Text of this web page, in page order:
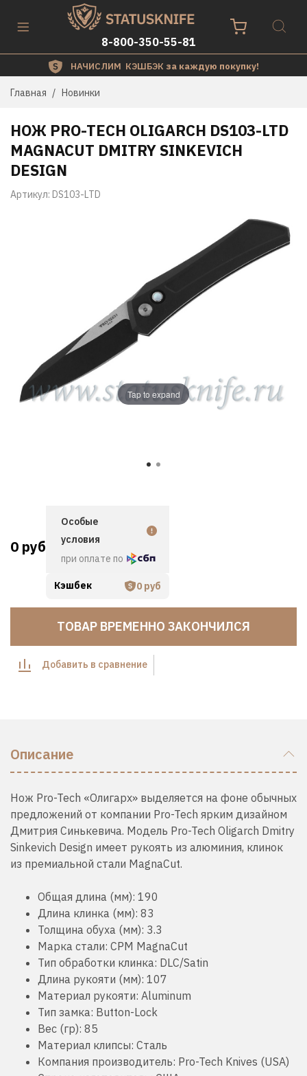
8-800-350-55-81
НАЧИСЛИМ КЭШБЭК за каждую покупку!
Главная Новинки
Tap to expand
Артикул: DS103-LTD
НОЖ PRO-TECH OLIGARCH DS103-LTD
MAGNACUT DMITRY SINKEVICH
DESIGN
0 руб
Особые
условия
при оплате по
Кэшбек 0 руб
ТОВАР ВРЕМЕННО ЗАКОНЧИЛСЯ
Добавить в сравнение
Описание
Нож Pro-Tech «Олигарх» выделяется на фоне обычных
предложений от компании Pro-Tech ярким дизайном
Дмитрия Синькевича. Модель Pro-Tech Oligarch Dmitry
Sinkevich Design имеет рукоять из алюминия, клинок
из премиальной стали MagnaCut.
Общая длина (мм): 190
Длина клинка (мм): 83
Толщина обуха (мм): 3.3
Марка стали: CPM MagnaCut
Тип обработки клинка: DLC/Satin
Длина рукояти (мм): 107
Материал рукояти: Aluminum
Тип замка: Button-Lock
Вес (гр): 85
Материал клипсы: Сталь
Компания производитель: Pro-Tech Knives (USA)